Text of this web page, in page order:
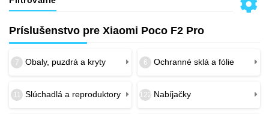
Príslušenstvo pre Xiaomi Poco F2 Pro
7 Obaly, puzdrá a kryty 6 Ochranné sklá a fólie
11 Slúchadlá a reproduktory 122 Nabíjačky